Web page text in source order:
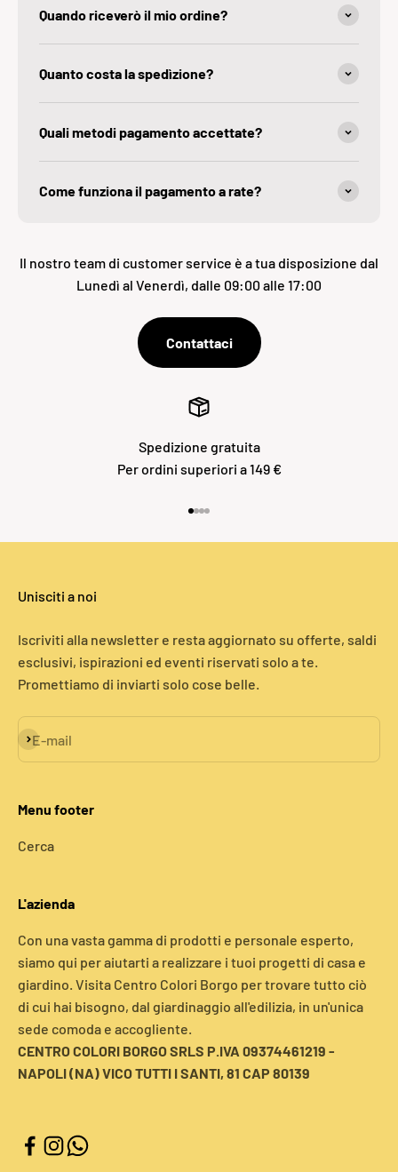
Quando riceverò il mio ordine?
Quanto costa la spedìzione?
Quali metodi pagamento accettate?
Come funziona il pagamento a rate?
Il nostro team di customer service è a tua disposizione dal
Lunedì al Venerdì, dalle 09:00 alle 17:00
Contattaci
Spedizione gratuita
Per ordini superiori a 149 €
Unisciti a noi
Iscriviti alla newsletter e resta aggiornato su offerte, saldi
esclusivi, ispirazioni ed eventi riservati solo a te.
Promettiamo di inviarti solo cose belle.
E-mail
Iscriviti alla newsletter
Menu footer
Cerca
L'azienda
Con una vasta gamma di prodotti e personale esperto,
siamo qui per aiutarti a realizzare i tuoi progetti di casa e
giardino. Visita Centro Colori Borgo per trovare tutto ciò
di cui hai bisogno, dal giardinaggio all'edilizia, in un'unica
sede comoda e accogliente.
CENTRO COLORI BORGO SRLS P.IVA 09374461219 -
NAPOLI (NA) VICO TUTTI I SANTI, 81 CAP 80139